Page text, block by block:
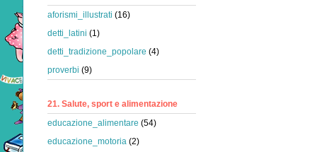
aforismi_illustrati (16)
detti_latini (1)
detti_tradizione_popolare (4)
proverbi (9)
21. Salute, sport e alimentazione
educazione_alimentare (54)
educazione_motoria (2)